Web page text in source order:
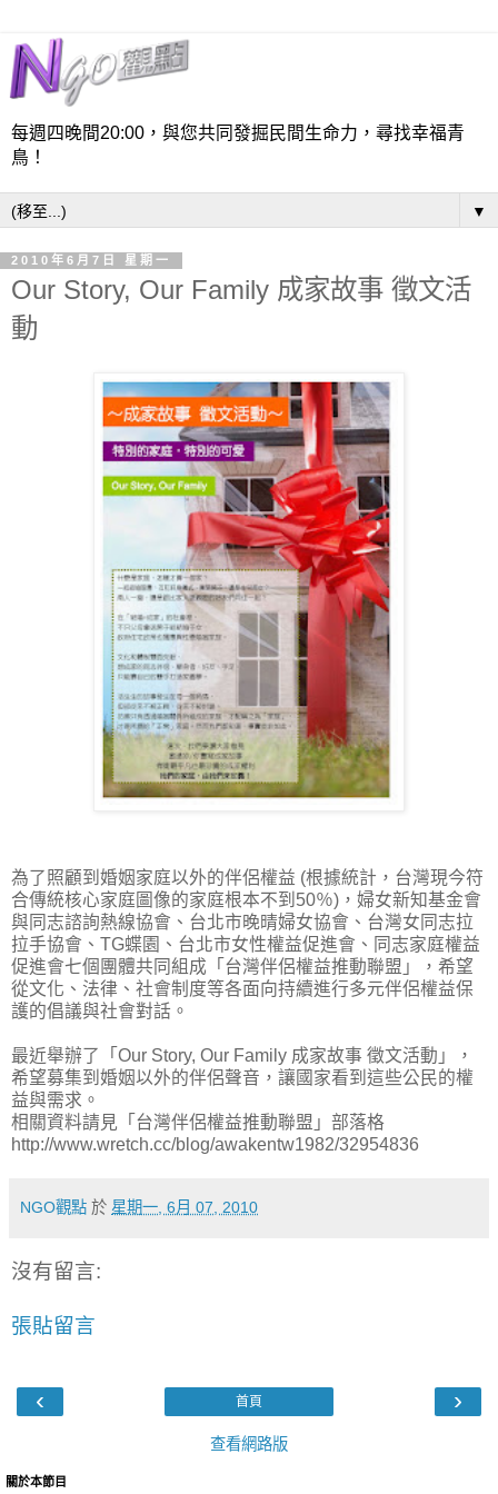
每週四晚間20:00，與您共同發掘民間生命力，尋找幸福青
鳥！
▼
2010年6月7日 星期一
Our Story, Our Family 成家故事 徵文活
動
為了照顧到婚姻家庭以外的伴侶權益 (根據統計，台灣現今符
合傳統核心家庭圖像的家庭根本不到50％)，婦女新知基金會
與同志諮詢熱線協會、台北市晚晴婦女協會、台灣女同志拉
拉手協會、TG蝶園、台北市女性權益促進會、同志家庭權益
促進會七個團體共同組成「台灣伴侶權益推動聯盟」，希望
從文化、法律、社會制度等各面向持續進行多元伴侶權益保
護的倡議與社會對話。
最近舉辦了「Our Story, Our Family 成家故事 徵文活動」，
希望募集到婚姻以外的伴侶聲音，讓國家看到這些公民的權
益與需求。
相關資料請見「台灣伴侶權益推動聯盟」部落格
http://www.wretch.cc/blog/awakentw1982/32954836
NGO觀點 於 星期一, 6月 07, 2010
沒有留言:
張貼留言
‹ ›
首頁
查看網路版
關於本節目